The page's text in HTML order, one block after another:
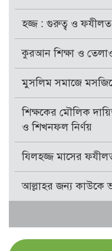
হজ্জ : গুরুত্ব ও ফযীলত
কুরআন শিক্ষা ও
মুসলিম সমাজে
শিক্ষকের মৌলিক
ও শিখনফল নির্ণয়
যিলহজ্জ মাসের
আল্লাহর জন্য কাউকে